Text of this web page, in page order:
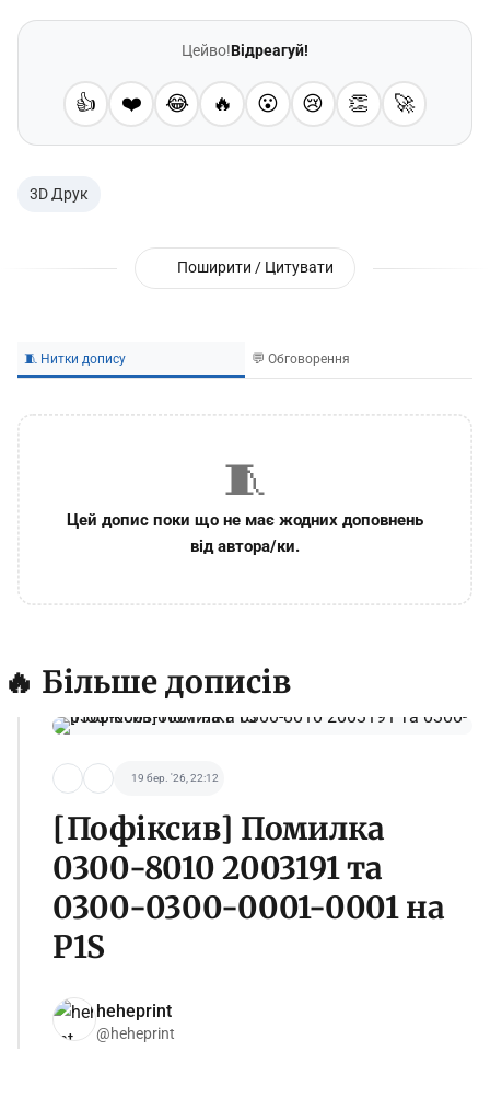
Цейво!Відреагуй!
👍 ❤️ 😂 🔥 😮 😢 👏 🚀
3D Друк
Поширити / Цитувати
🧵 Нитки допису 💬 Обговорення
🧵
Цей допис поки що не має жодних доповнень
від автора/ки.
🔥 Більше дописів
19 бер. '26, 22:12
[Пофіксив] Помилка
0300-8010 2003191 та
0300-0300-0001-0001 на
P1S
heheprint
@heheprint